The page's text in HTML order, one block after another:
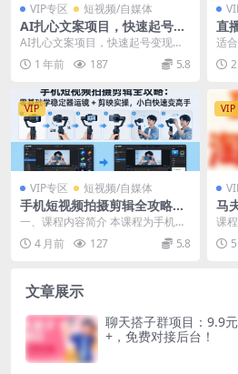
VIP专区 短视频/自媒体
AI扎心文案项目，快速起号变
现，单日1k+
AI扎心文案项目，快速起号变现，
单日1k+ 项目介绍： 这类视频的受
众群体非常的...
1 年前 187 5.8
直
运
实
适
业
一
VIP
VIP专区 短视频/自媒体
手机短视频拍摄剪辑全攻略：
零基础学稳定器运镜 + 剪映实
一、课程内容简介 本课程为手机短
视频拍摄剪辑全能实战课，专为零
基础小白打造，从稳...
4 月前 127 5.8
VIP
马
月)
课
宝
货，
文章展示
聊天搭子群项目：9.9
+，免费对接后台！